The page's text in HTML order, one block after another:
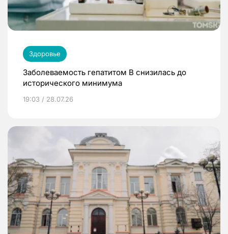
Здоровье
Заболеваемость гепатитом В снизилась до
исторического минимума
19:03 / 28.07.26